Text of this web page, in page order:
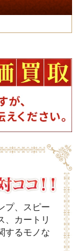
プ、スピー
、カートリ
するモノな